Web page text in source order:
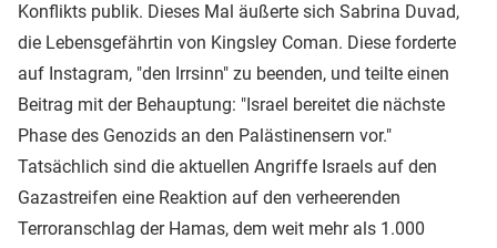
Konflikts publik. Dieses Mal äußerte sich Sabrina Duvad,
die Lebensgefährtin von Kingsley Coman. Diese forderte
auf Instagram, "den Irrsinn" zu beenden, und teilte einen
Beitrag mit der Behauptung: "Israel bereitet die nächste
Phase des Genozids an den Palästinensern vor."
Tatsächlich sind die aktuellen Angriffe Israels auf den
Gazastreifen eine Reaktion auf den verheerenden
Terroranschlag der Hamas, dem weit mehr als 1.000